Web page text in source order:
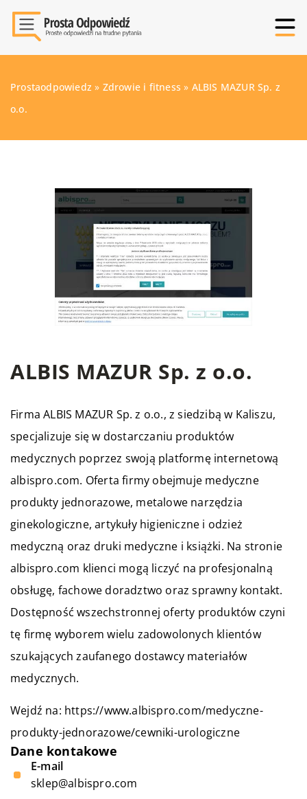
Prostaodpowiedz » Zdrowie i fitness » ALBIS MAZUR Sp. z
o.o.
ALBIS MAZUR Sp. z o.o.
Firma ALBIS MAZUR Sp. z o.o., z siedzibą w Kaliszu,
specjalizuje się w dostarczaniu produktów
medycznych poprzez swoją platformę internetową
albispro.com. Oferta firmy obejmuje medyczne
produkty jednorazowe, metalowe narzędzia
ginekologiczne, artykuły higieniczne i odzież
medyczną oraz druki medyczne i książki. Na stronie
albispro.com klienci mogą liczyć na profesjonalną
obsługę, fachowe doradztwo oraz sprawny kontakt.
Dostępność wszechstronnej oferty produktów czyni
tę firmę wyborem wielu zadowolonych klientów
szukających zaufanego dostawcy materiałów
medycznych.
Wejdź na: https://www.albispro.com/medyczne-
produkty-jednorazowe/cewniki-urologiczne
Dane kontakowe
E-mail
sklep@albispro.com